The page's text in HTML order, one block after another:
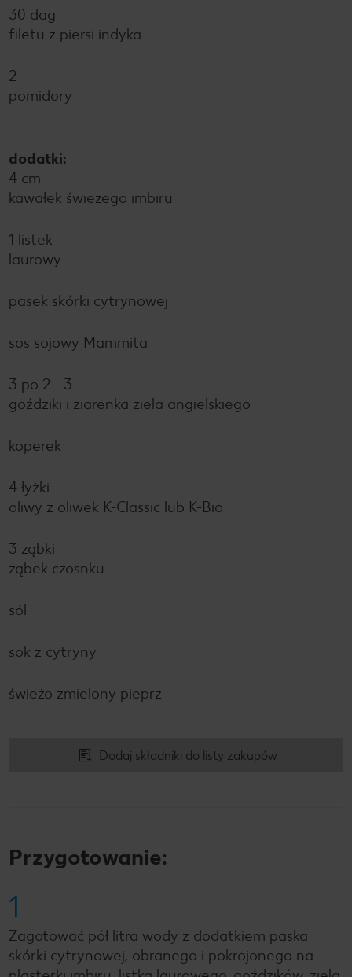
30 dag
filetu z piersi indyka
2
pomidory
dodatki:
4 cm
kawałek świeżego imbiru
1 listek
laurowy
pasek skórki cytrynowej
sos sojowy Mammita
3 po 2 - 3
goździki i ziarenka ziela angielskiego
koperek
4 łyżki
oliwy z oliwek K-Classic lub K-Bio
3 ząbki
ząbek czosnku
sól
sok z cytryny
świeżo zmielony pieprz
Dodaj składniki do listy zakupów
Przygotowanie:
1
Zagotować pół litra wody z dodatkiem paska
skórki cytrynowej, obranego i pokrojonego na